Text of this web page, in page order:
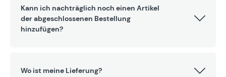
Kann ich nachträglich noch einen Artikel
der abgeschlossenen Bestellung
hinzufügen?
Wo ist meine Lieferung?